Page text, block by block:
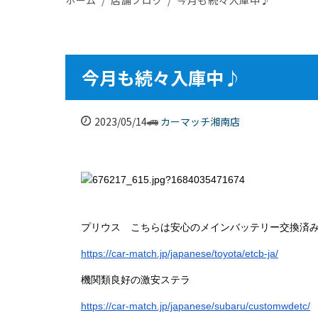
今月も続々入庫中♪
2023/05/14 カーマッチ湘南店
プリウス こちらは安心のメインバッテリー交換済み
https://car-match.jp/japanese/toyota/etcb-ja/
機関類良好の激安ステラ
https://car-match.jp/japanese/subaru/customwdetc/